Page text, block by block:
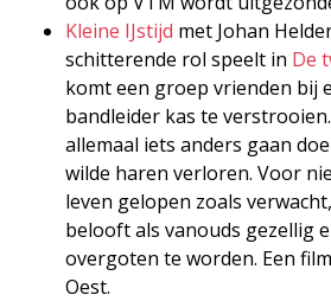
Kleine IJstijd met Johan
schitterende rol speelt in De
komt een groep vrienden bij
bandleider kas te
allemaal iets anders gaan
wilde haren verloren. Voor
leven gelopen zoals
belooft als vanouds gezellig
overgoten te worden. Een
Oest.